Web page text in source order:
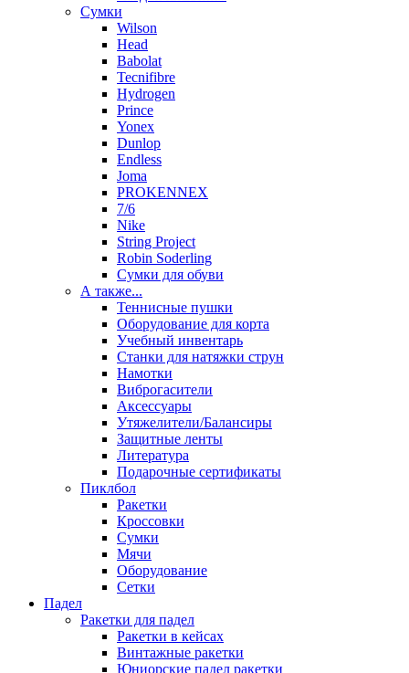
Сумки
Wilson
Head
Babolat
Tecnifibre
Hydrogen
Prince
Yonex
Dunlop
Endless
Joma
PROKENNEX
7/6
Nike
String Project
Robin Soderling
Сумки для обуви
А также...
Теннисные пушки
Оборудование для корта
Учебный инвентарь
Станки для натяжки струн
Намотки
Виброгасители
Аксессуары
Утяжелители/Балансиры
Защитные ленты
Литература
Подарочные сертификаты
Пиклбол
Ракетки
Кроссовки
Сумки
Мячи
Оборудование
Сетки
Падел
Ракетки для падел
Ракетки в кейсах
Винтажные ракетки
Юниорские падел ракетки